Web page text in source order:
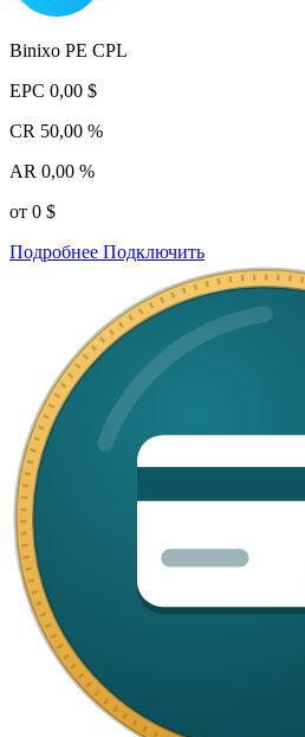
Binixo PE CPL
EPC 0,00 $
CR 50,00 %
AR 0,00 %
от 0 $
Подробнее Подключить